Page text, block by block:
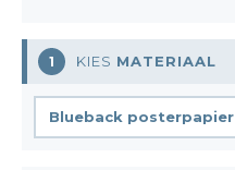
1 KIES MATERIAAL
Blueback posterpapier